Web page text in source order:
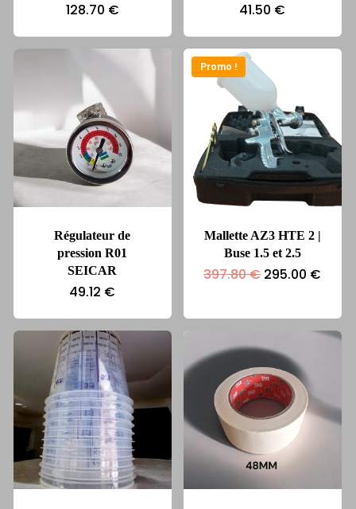
128.70 € 41.50 €
Régulateur de
pression R01
SEICAR
49.12 €
Promo !
Mallette AZ3 HTE 2 |
Buse 1.5 et 2.5
397.80€ Le
397.80 €.
295.00 €
est :